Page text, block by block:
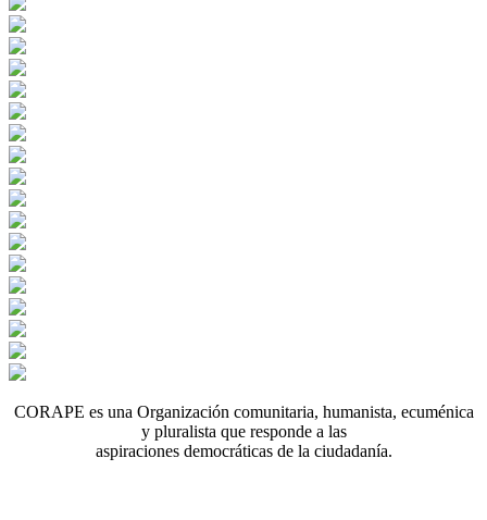
CORAPE es una Organización comunitaria, humanista, ecuménica
y pluralista que responde a las
aspiraciones democráticas de la ciudadanía.